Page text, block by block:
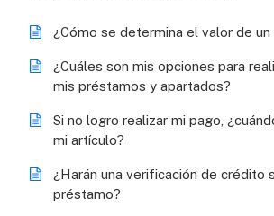
¿Cómo se determina el valor de un
¿Cuáles son mis opciones para
mis préstamos y apartados?
Si no logro realizar mi pago,
mi artículo?
¿Harán una verificación de crédito
préstamo?